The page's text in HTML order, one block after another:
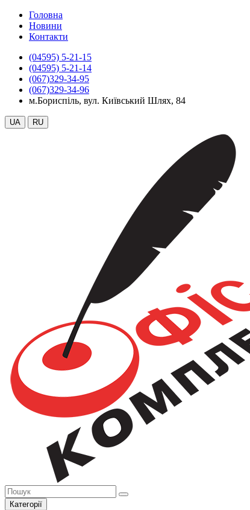
Головна
Новини
Контакти
(04595) 5-21-15
(04595) 5-21-14
(067)329-34-95
(067)329-34-96
м.Бориспіль, вул. Київський Шлях, 84
UA RU
Категорії